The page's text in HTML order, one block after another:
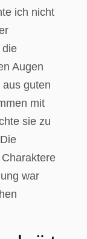
ich nicht
die
Augen
guten
mit
sie zu
war